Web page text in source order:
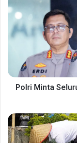
o
l
t
l
u
r
Polri Minta
R
u
t